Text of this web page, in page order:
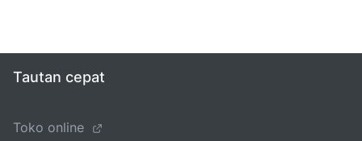
Tautan cepat
Toko online